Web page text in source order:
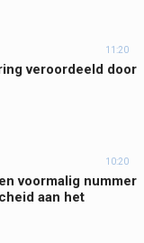
11:20
veroordeeld door
10:20
voormalig nummer
aan het